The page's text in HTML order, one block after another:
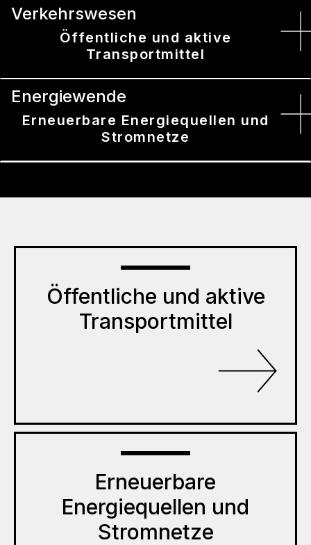
Verkehrswesen
Öffentliche und aktive
Transportmittel
Energiewende
Erneuerbare Energiequellen und
Stromnetze
Öffentliche und aktive
Transportmittel
Erneuerbare
Energiequellen und
Stromnetze